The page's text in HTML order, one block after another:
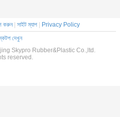
করুন| সাইট ম্যাপ| Privacy Policy
দেখুন
Skypro Rubber&Plastic Co.,ltd.
reserved.